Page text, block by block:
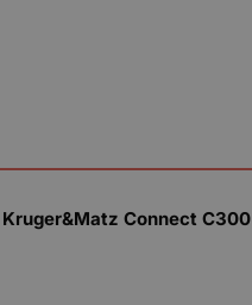
Connect C300